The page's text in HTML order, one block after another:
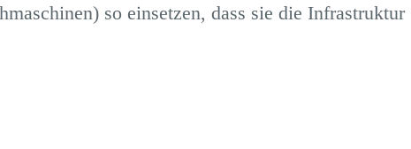
so einsetzen, dass sie die Infrastruktur